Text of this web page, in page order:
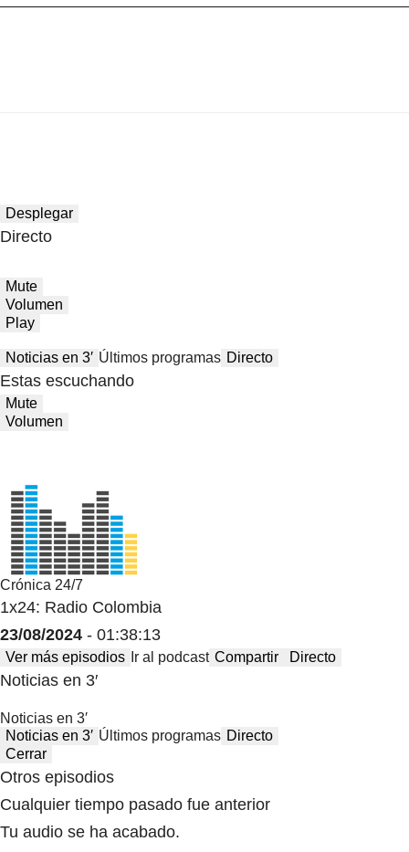
Desplegar
Directo
Mute
Volumen
Play
Noticias en 3′ Últimos programas Directo
Estas escuchando
Mute
Volumen
Crónica 24/7
1x24: Radio Colombia
23/08/2024 - 01:38:13
Ver más episodios Ir al podcast Compartir Directo
Noticias en 3′
Noticias en 3′
Noticias en 3′ Últimos programas Directo
Cerrar
Otros episodios
Cualquier tiempo pasado fue anterior
Tu audio se ha acabado.